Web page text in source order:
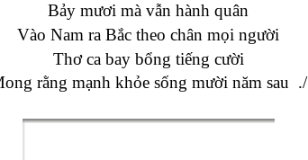
Bảy mươi mà vẫn hành quân
Vào Nam ra Bắc theo chân mọi người
Thơ ca bay bổng tiếng cười
rằng mạnh khỏe sống mười năm sau ./